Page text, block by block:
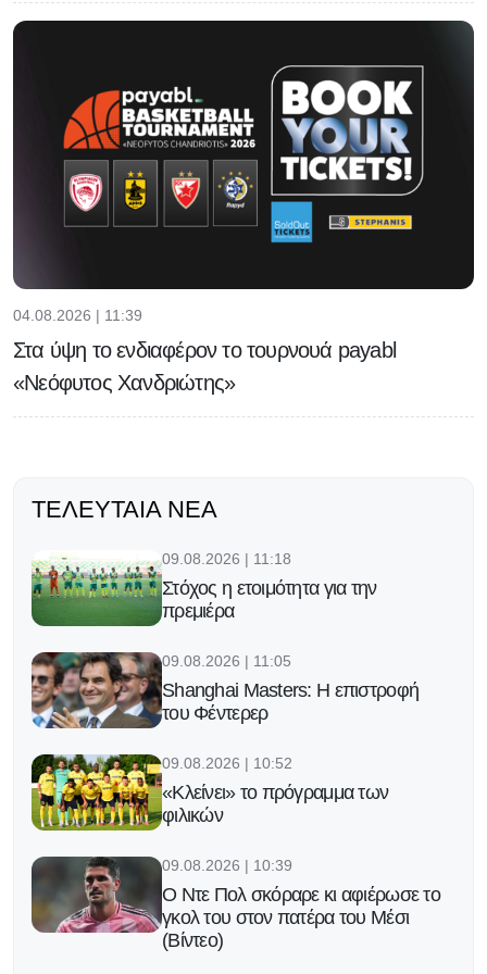
04.08.2026 | 11:39
Στα ύψη το ενδιαφέρον το τουρνουά payabl
«Νεόφυτος Χανδριώτης»
ΤΕΛΕΥΤΑΊΑ ΝΈΑ
09.08.2026 | 11:18
Στόχος η ετοιμότητα για την
πρεμιέρα
09.08.2026 | 11:05
Shanghai Masters: Η επιστροφή
του Φέντερερ
09.08.2026 | 10:52
«Κλείνει» το πρόγραμμα των
φιλικών
09.08.2026 | 10:39
Ο Ντε Πολ σκόραρε κι αφιέρωσε το
γκολ του στον πατέρα του Μέσι
(Βίντεο)